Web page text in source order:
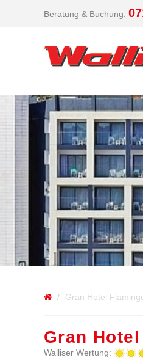
Beratung & Buchung:
Gran Hotel
Gran
Walliser Wertung: